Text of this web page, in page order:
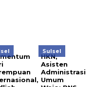
Sulsel
HKN,
Asisten
Administrasi
Umum